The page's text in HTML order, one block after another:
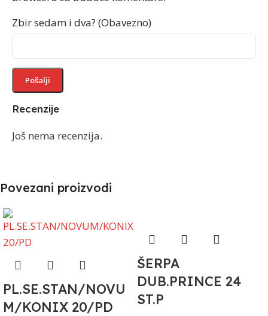
Recenzije
Još nema recenzija.
Zbir sedam i dva? (Obavezno)
Povezani proizvodi
PL.SE.STAN/NOVU
M/KONIX 20/PD
ŠERPA
DUB.PRINCE 24
ST.P